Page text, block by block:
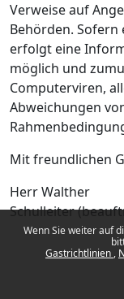
Wenn Sie weiter auf
Gastrichtlinien
Verweise auf
Behörden. Sofern
erfolgt eine
möglich und
Computerviren,
Abweichungen
Mit freundlichen
Herr Walther
Schulleiter